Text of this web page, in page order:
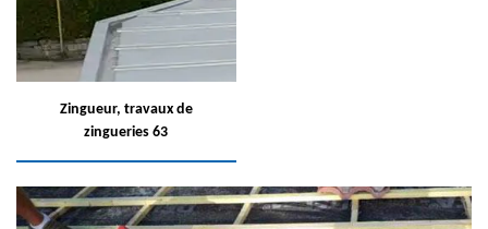
Zingueur, travaux de
zingueries 63